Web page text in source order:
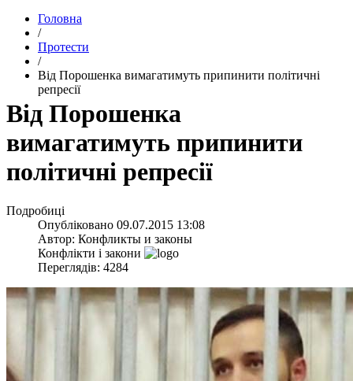
Головна
/
Протести
/
Від Порошенка вимагатимуть припинити політичні
репресії
Від Порошенка
вимагатимуть припинити
політичні репресії
Подробиці
Опубліковано 09.07.2015 13:08
Автор: Конфликты и законы
Конфлікти і закони
Переглядів: 4284